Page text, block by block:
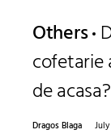
Others
cofetarie
de acasa?
Dragos Blaga